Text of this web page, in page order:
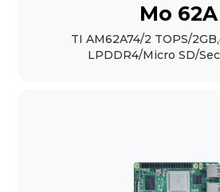
Mo 62A
TI AM62A74/2 TOPS/
LPDDR4/Micro SD/